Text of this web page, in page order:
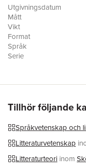
Oggero Spatacurta ~
(Ricardus) Baligan,
Wigburg ~ Guibourc,
Toponyme wie Belin,
Dortmund ~ Tremoigne,
Auridon ~ Oridon ~
in ihrer ursprünglichen
durchgesehen und, wo
So entsteht ein
älteren Chansons de
Wilhelms- und
und Berthe au(x)
Utgivningsdatum
Mått
Vikt
Format
Språk
Serie
Förlag
Tillhör följande
Språkvetenskap och
Litteraturvetenskap
Litteraturteori inom